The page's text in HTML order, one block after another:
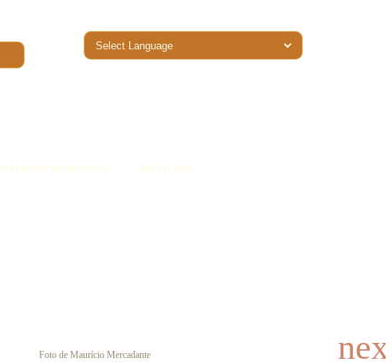
Foto de Maurício Mercadante